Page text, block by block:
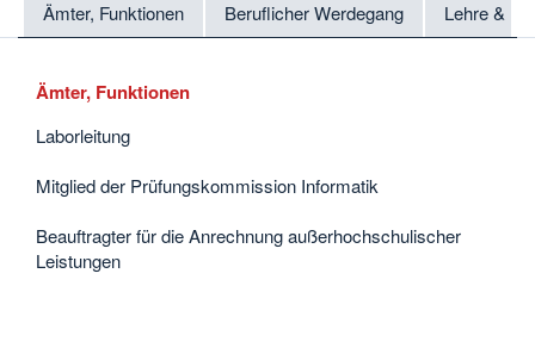
Ämter, Funktionen Beruflicher Werdegang Lehre &
Ämter, Funktionen
Laborleitung
Mitglied der Prüfungskommission Informatik
Beauftragter für die Anrechnung außerhochschulischer
Leistungen